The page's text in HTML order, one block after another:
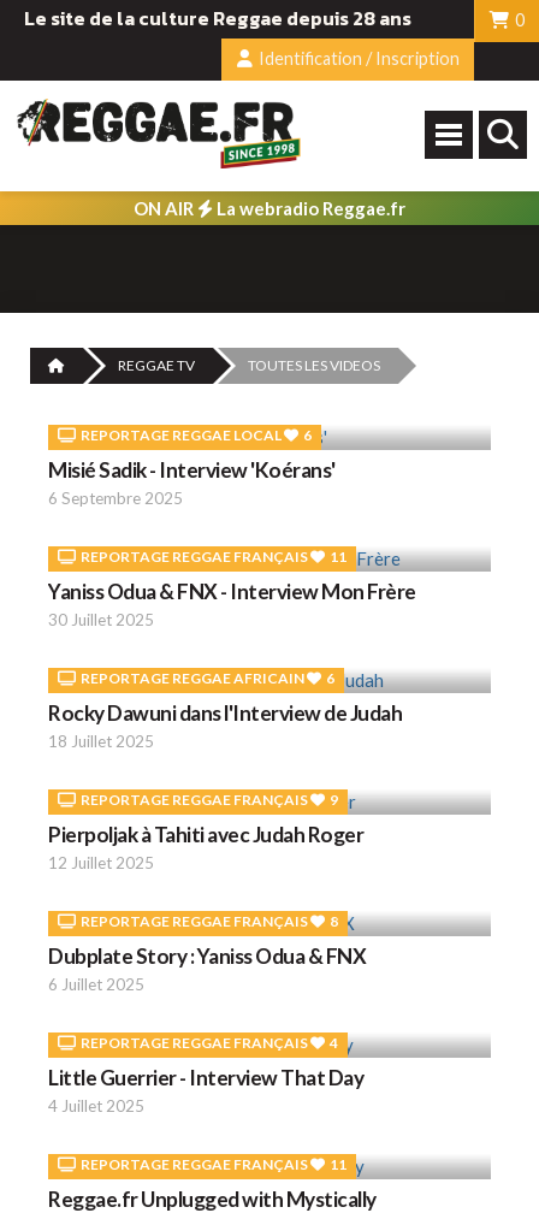
Le site de la culture Reggae depuis 28 ans
0
Identification / Inscription
ON AIR La webradio Reggae.fr
REGGAE TV TOUTES LES VIDEOS
REPORTAGE REGGAE LOCAL 6
Misié Sadik - Interview 'Koérans'
6 Septembre 2025
REPORTAGE REGGAE FRANÇAIS 11
Yaniss Odua & FNX - Interview Mon Frère
30 Juillet 2025
REPORTAGE REGGAE AFRICAIN 6
Rocky Dawuni dans l'Interview de Judah
18 Juillet 2025
REPORTAGE REGGAE FRANÇAIS 9
Pierpoljak à Tahiti avec Judah Roger
12 Juillet 2025
REPORTAGE REGGAE FRANÇAIS 8
Dubplate Story : Yaniss Odua & FNX
6 Juillet 2025
REPORTAGE REGGAE FRANÇAIS 4
Little Guerrier - Interview That Day
4 Juillet 2025
REPORTAGE REGGAE FRANÇAIS 11
Reggae.fr Unplugged with Mystically